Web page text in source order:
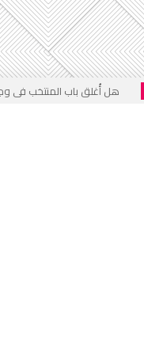
هل أُغلق باب المنتخب في